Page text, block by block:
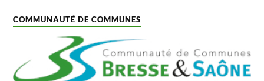
COMMUNAUTÉ DE COMMUNES